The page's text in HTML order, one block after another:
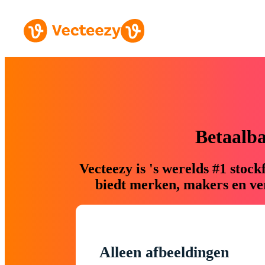
Vecteezy is 's werelds #1
biedt merken, makers en
Alleen afbeeldingen